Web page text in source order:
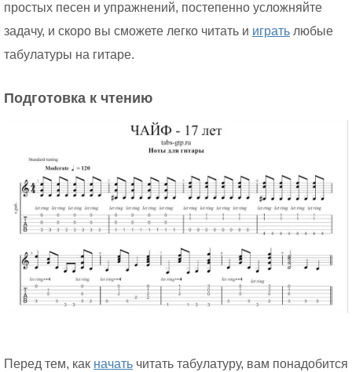
простых песен и упражнений, постепенно усложняйте
задачу, и скоро вы сможете легко читать и играть любые
табулатуры на гитаре.
Подготовка к чтению
Перед тем, как начать читать табулатуру, вам понадобится